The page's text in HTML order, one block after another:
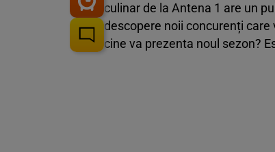
culinar de la Antena 1 are un
descopere noii concurenți
cine va prezenta noul sezon?